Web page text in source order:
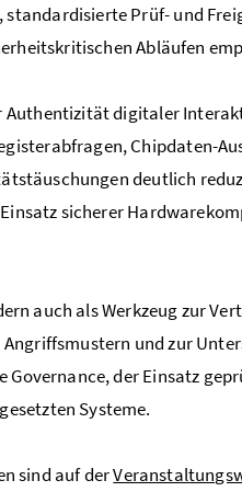
Prüf- und
Abläufen
digitaler
Chipdaten-
deutlich
sicherer
auch als Werkzeug zur
Angriffsmustern und zur
der Einsatz
Systeme.
sind auf der